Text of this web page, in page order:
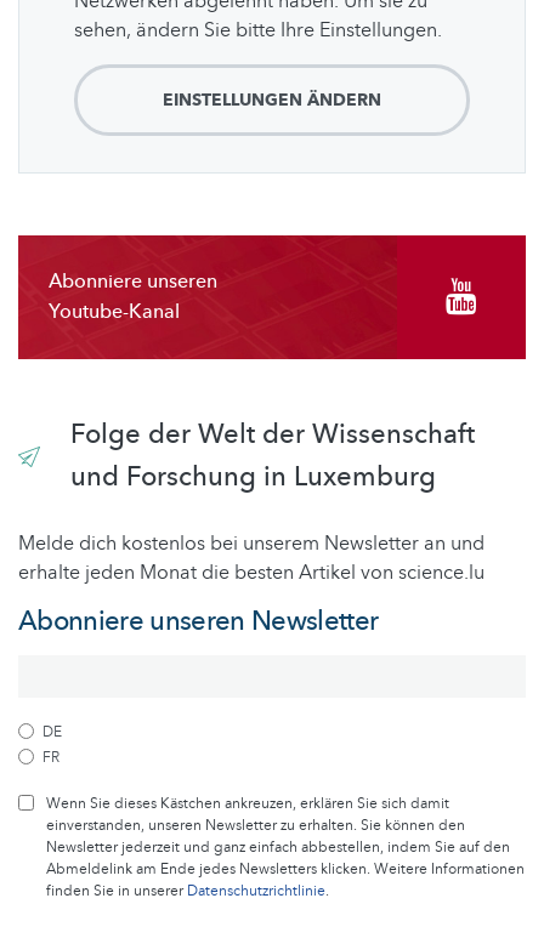
sehen, ändern Sie bitte Ihre Einstellungen.
EINSTELLUNGEN ÄNDERN
Abonniere unseren
Youtube-Kanal
Folge der Welt der Wissenschaft
und Forschung in Luxemburg
Melde dich kostenlos bei unserem Newsletter an und
erhalte jeden Monat die besten Artikel von science.lu
Abonniere unseren Newsletter
DE
FR
Wenn Sie dieses Kästchen ankreuzen, erklären Sie sich damit
einverstanden, unseren Newsletter zu erhalten. Sie können den
Newsletter jederzeit und ganz einfach abbestellen, indem Sie auf den
Abmeldelink am Ende jedes Newsletters klicken. Weitere Informationen
finden Sie in unsererDatenschutzrichtlinie.